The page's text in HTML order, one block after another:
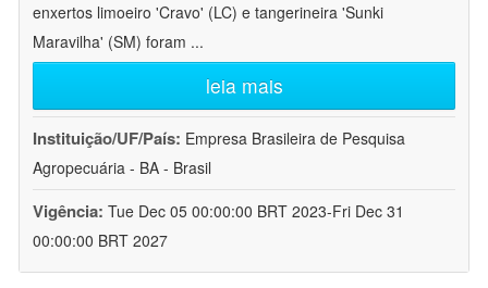
enxertos limoeiro 'Cravo' (LC) e tangerineira 'Sunki
Maravilha' (SM) foram ...
leia mais
Instituição/UF/País: Empresa Brasileira de Pesquisa
Agropecuária - BA - Brasil
Vigência: Tue Dec 05 00:00:00 BRT 2023-Fri Dec 31
00:00:00 BRT 2027